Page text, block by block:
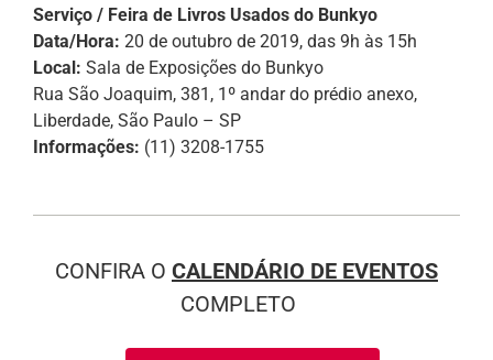
Serviço / Feira de Livros Usados do Bunkyo
Data/Hora: 20 de outubro de 2019, das 9h às 15h
Local: Sala de Exposições do Bunkyo
Rua São Joaquim, 381, 1º andar do prédio anexo,
Liberdade, São Paulo – SP
Informações: (11) 3208-1755
CONFIRA O CALENDÁRIO DE EVENTOS
COMPLETO